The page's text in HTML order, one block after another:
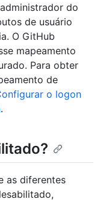
do
de usuário
O GitHub
mapeamento
Para obter
de
o logon
.
as diferentes